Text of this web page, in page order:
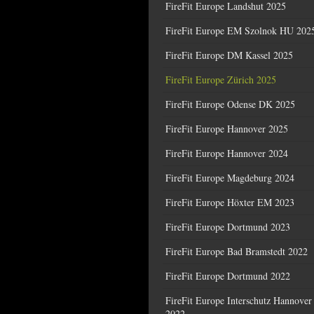
FireFit Europe Landshut 2025
FireFit Europe EM Szolnok HU
FireFit Europe DM Kassel 2025
FireFit Europe Zürich 2025
FireFit Europe Odense DK 2025
FireFit Europe Hannover 2025
FireFit Europe Hannover 2024
FireFit Europe Magdeburg 2024
FireFit Europe Höxter EM 2023
FireFit Europe Dortmund 2023
FireFit Europe Bad Bramstedt 2022
FireFit Europe Dortmund 2022
FireFit Europe Interschutz Hannover